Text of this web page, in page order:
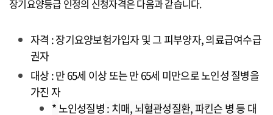
장기요양등급 인정의 신청자격은 다음과 같습니다.
자격 : 장기요양보험가입자 및 그 피부양자, 의료급여수급
권자
대상 : 만 65세 이상 또는 만 65세 미만으로 노인성 질병을
가진 자
* 노인성질병 : 치매, 뇌혈관성질환, 파킨슨 병 등 대